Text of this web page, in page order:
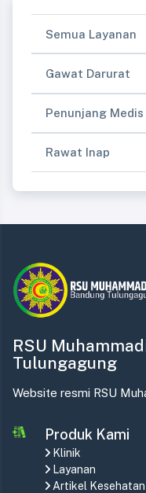
Semua Layanan
Gawat Darurat
Penunjang Medis
Rawat Inap
RSU
Tulungagung
Website resmi RSU
Produk Kami
Klinik
Layanan
Artikel Kesehatan